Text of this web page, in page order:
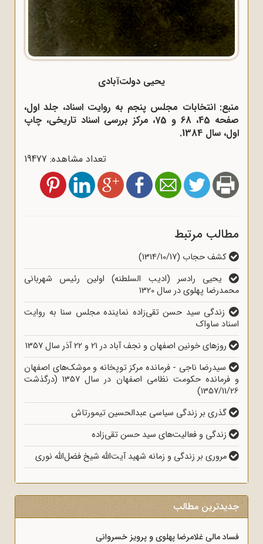
یحیی دولت‌آبادی
منبع: انتخابات مجلس پنجم به روایت اسناد، جلد اول،
صفحه 45، 68 و 75، مرکز بررسی اسناد تاریخی، چاپ
اول، سال 1384.
تعداد مشاهده: 19477
مطالب مرتبط
کشف حجاب (1314/10/17)
یحیی رادسر (ادیب السلطنه) اولین رئیس شهربانی
محمدرضا پهلوی در سال 1320
زندگی سید حسن تقی‌زاده نماینده مجلس سنا به روایت
اسناد ساواک
روزهای خونین اصفهان و نجف آباد در 21 و 22 آذر سال 1357
سیدرضا ناجی - فرمانده مرکز توپخانه و موشک‌های اصفهان
و فرمانده حکومت نظامی اصفهان در سال 1357 (درگذشت
1357/11/26)
گذری بر زندگی سیاسی عبدالحسین تیمورتاش
زندگی و فعالیت‌های سید حسن تقی‌زاده
مروری بر زندگی و زمانه شهید آیت‌الله شیخ فضل‌الله نوری
جدیدترین مطالب
فساد مالی غلامرضا پهلوی و پرویز خسروانی